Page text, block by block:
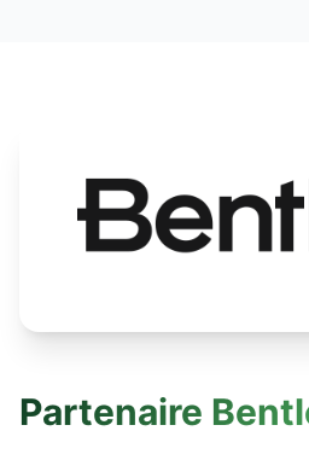
Partenaire